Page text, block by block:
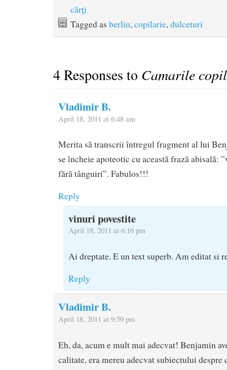
cărţi
Tagged as berlin,copilarie,dulceturi
4 Responses to Camarile
Vladimir B.
April 18, 2011 at 6:48 am
Merita să transcrii întregul fragment al lui
se încheie apoteotic cu această frază abisală:
fără tânguiri”. Fabulos!!!
Reply
vinuri povestite
April 18, 2011 at 6:16 pm
Ai dreptate. E un text superb. Am editat si
Reply
Vladimir B.
April 18, 2011 at 9:59 pm
Eh, da, acum e mult mai adecvat! Benjamin
calitate, era mereu adecvat subiectului